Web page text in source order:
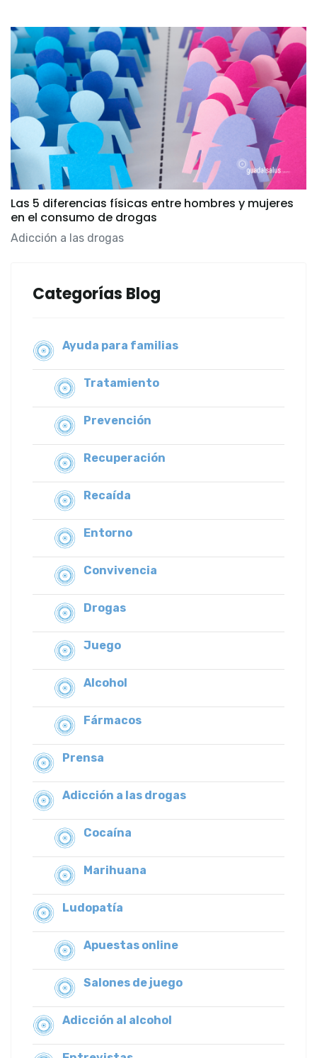
Las 5 diferencias físicas entre hombres y mujeres
en el consumo de drogas
Adicción a las drogas
Categorías Blog
Ayuda para familias
Tratamiento
Prevención
Recuperación
Recaída
Entorno
Convivencia
Drogas
Juego
Alcohol
Fármacos
Prensa
Adicción a las drogas
Cocaína
Marihuana
Ludopatía
Apuestas online
Salones de juego
Adicción al alcohol